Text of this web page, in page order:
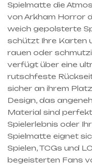
Spielmatte die
von Arkham Horror
weich gepolsterte
schützt Ihre Karten
rauen oder
verfügt über eine
rutschfeste
sicher an ihrem
Design, das
Material sind
Spielerlebnis oder
Spielmatte eignet
Spielen, TCGs und
begeisterten Fans